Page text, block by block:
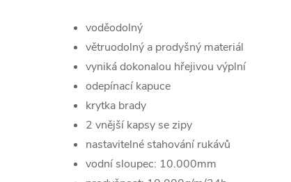
voděodolný
větruodolný a prodyšný materiál
vyniká dokonalou hřejivou výplní
odepínací kapuce
krytka brady
2 vnější kapsy se zipy
nastavitelné stahování rukávů
vodní sloupec: 10.000mm